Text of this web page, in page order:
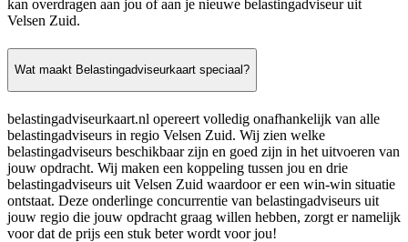
kan overdragen aan jou of aan je nieuwe belastingadviseur uit
Velsen Zuid.
Wat maakt Belastingadviseurkaart speciaal?
belastingadviseurkaart.nl opereert volledig onafhankelijk van alle
belastingadviseurs in regio Velsen Zuid. Wij zien welke
belastingadviseurs beschikbaar zijn en goed zijn in het uitvoeren van
jouw opdracht. Wij maken een koppeling tussen jou en drie
belastingadviseurs uit Velsen Zuid waardoor er een win-win situatie
ontstaat. Deze onderlinge concurrentie van belastingadviseurs uit
jouw regio die jouw opdracht graag willen hebben, zorgt er namelijk
voor dat de prijs een stuk beter wordt voor jou!